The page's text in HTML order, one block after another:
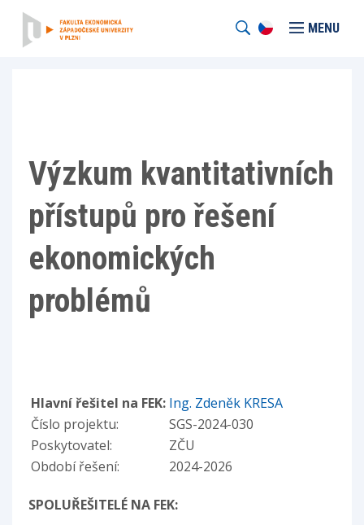
MENU
Výzkum kvantitativních
přístupů pro řešení
ekonomických
problémů
Hlavní řešitel na FEK: Ing. Zdeněk KRESA
Číslo projektu:
SGS-2024-030
Poskytovatel:
ZČU
Období řešení:
2024-2026
SPOLUŘEŠITELÉ NA FEK: